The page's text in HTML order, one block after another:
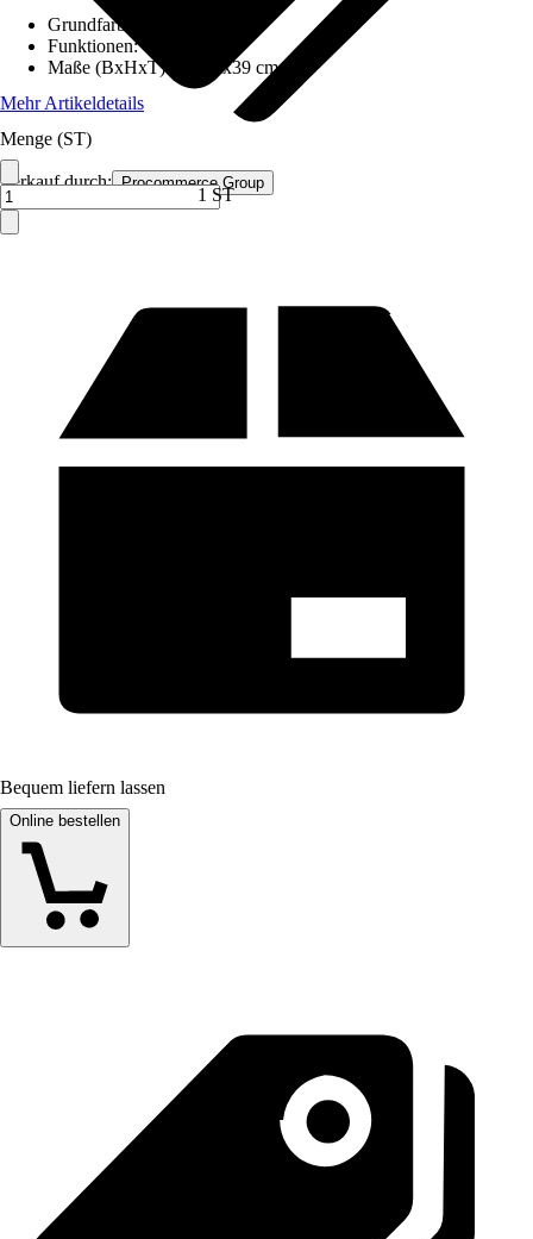
Verkauf durch: Procommerce Group
Grundfarbe
Funktionen:-
Maße (BxHxT)
46x39x39 cm
Mehr Artikeldetails
Menge (ST)
1 ST
Bequem liefern lassen
Online bestellen